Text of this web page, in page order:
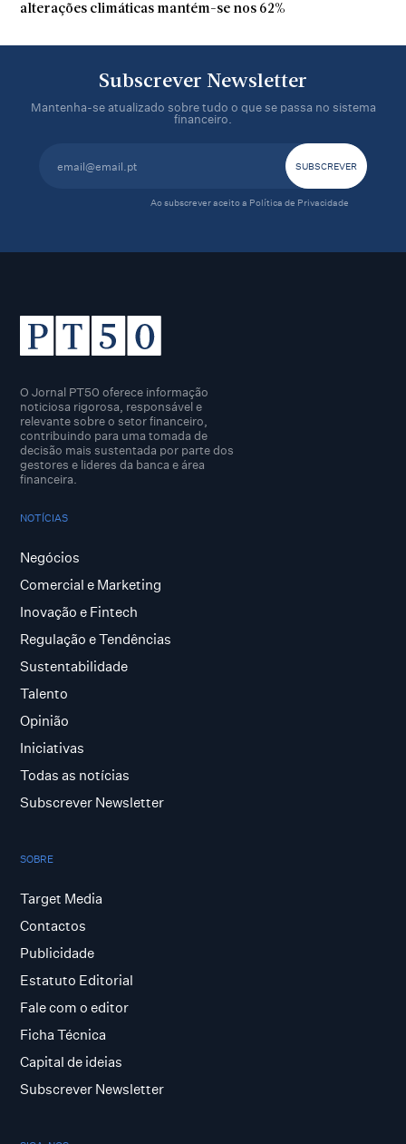
alterações climáticas mantém-se nos 62%
Subscrever Newsletter
Mantenha-se atualizado sobre tudo o que se passa no sistema
financeiro.
Ao subscrever aceito a Política de Privacidade
O Jornal PT50 oferece informação
noticiosa rigorosa, responsável e
relevante sobre o setor financeiro,
contribuindo para uma tomada de
decisão mais sustentada por parte dos
gestores e lideres da banca e área
financeira.
NOTÍCIAS
Negócios
Comercial e Marketing
Inovação e Fintech
Regulação e Tendências
Sustentabilidade
Talento
Opinião
Iniciativas
Todas as notícias
Subscrever Newsletter
SOBRE
Target Media
Contactos
Publicidade
Estatuto Editorial
Fale com o editor
Ficha Técnica
Capital de ideias
Subscrever Newsletter